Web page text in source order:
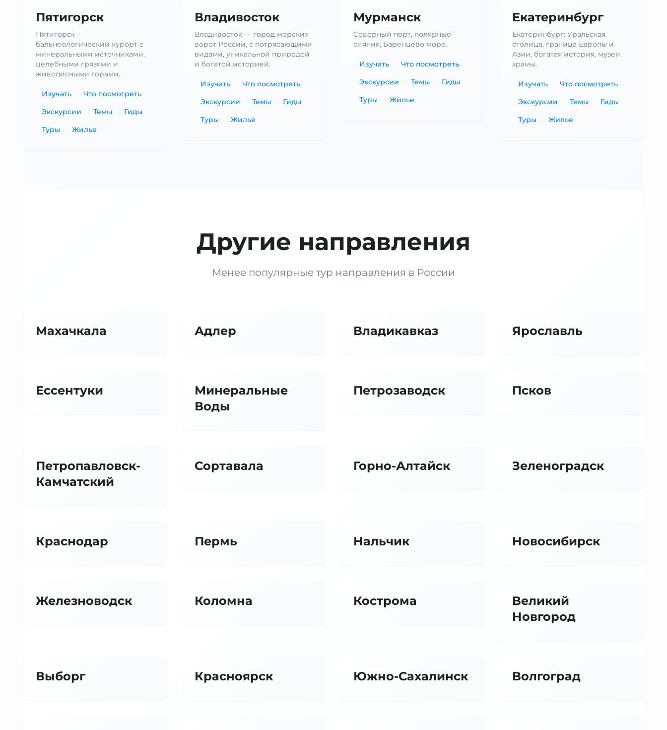
Пятигорск
Пятигорск –
бальнеологический курорт с
минеральными источниками,
целебными грязями и
живописными горами.
Изучать
Что посмотреть
Экскурсии
Темы
Гиды
Туры
Жилье
Владивосток
Владивосток — город морских
ворот России, с потрясающими
видами, уникальной природой
и богатой историей.
Изучать
Что посмотреть
Экскурсии
Темы
Гиды
Туры
Жилье
Мурманск
Северный порт, полярные
сияния, Баренцево море.
Изучать
Что посмотреть
Экскурсии
Темы
Гиды
Туры
Жилье
Екатеринбург
Екатеринбург: Уральская
столица, граница Европы и
Азии, богатая история, музеи,
храмы.
Изучать
Что посмотреть
Экскурсии
Темы
Гиды
Туры
Жилье
Другие направления
Менее популярные тур направления в России
Махачкала Адлер Владикавказ Ярославль
Ессентуки
Минеральные
Воды
Петрозаводск Псков
Петропавловск-
Камчатский
Сортавала Горно-Алтайск Зеленоградск
Краснодар Пермь Нальчик Новосибирск
Железноводск Коломна Кострома
Великий
Новгород
Выборг Красноярск Южно-Сахалинск Волгоград